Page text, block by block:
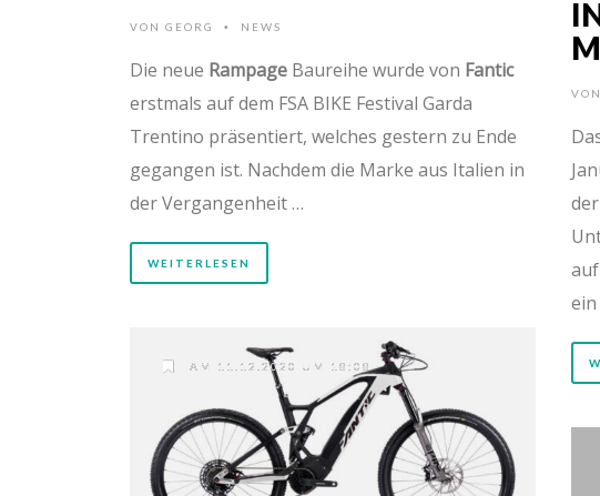
VON GEORG • NEWS
Die neue Rampage Baureihe wurde von Fantic
erstmals auf dem FSA BIKE Festival Garda
Trentino präsentiert, welches gestern zu Ende
gegangen ist. Nachdem die Marke aus Italien in
der Vergangenheit …
WEITERLESEN
VON
AM 11.12.2020 UM 18:08